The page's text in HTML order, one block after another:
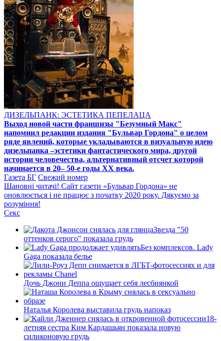
ДИЗЕЛЬПАНК: ЭСТЕТИКА ПЕПЕЛАЦА
Выход новой части франшизы "Безумный Макс"
напомнил редакции издания "Бульвар Гордона" о целом
ряде явлений, которые укладываются в визуальную идею
дизельпанка –эстетики фантастического мира, другой
истории человечества, альтернативный отсчет которой
начинается в 20– 50-е годы XX века.
Газета БГ Свежий номер
Шановні читачі! Сайт газети «Бульвар Гордона» не
оновлюється і не працює з початку 2020 року. Дякуємо за
розуміння!
Секс
Звезда "50
оттенков серого" показала грудь
Без комплексов. Lady
Gaga показала белье
Дочь Джони Деппа ощущает себя лесбиянкой
Наталья Королева выставила грудь напоказ
18-
летняя сестра Ким Кардашьян показала новую
силиконовую грудь